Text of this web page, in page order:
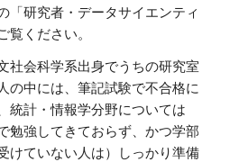
「研究者・データサイエンティ
覧ください。
社会科学系出身でうちの研究室
の中には、筆記試験で不合格に
統計・情報学分野については
勉強してきておらず、かつ学部
けていない人は）しっかり準備